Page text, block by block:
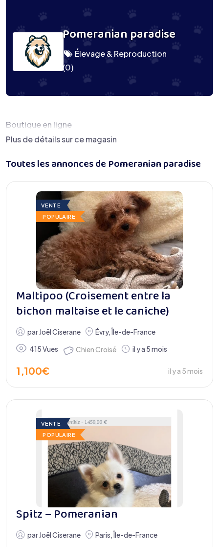
Pomeranian paradise
Élevage & Reproduction
(0)
Boutique en ligne
Plus de détails sur ce magasin
Toutes les annonces de Pomeranian paradise
VENTE
POPULAIRE
Maltipoo (Croisement entre la
bichon maltaise et le caniche)
parJoël Ciserane Évry,Île-de-France
415 Vues
Chien Croisé il y a 5 mois
1,100€ il y a 5 mois
VENTE
POPULAIRE
Spitz – Pomeranian
parJoël Ciserane Paris,Île-de-France